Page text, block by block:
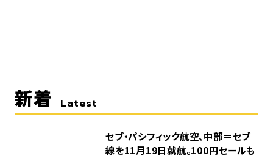
新着 Latest
セブ・パシフィック航空、中部＝セブ
線を11月19日就航。100円セールも